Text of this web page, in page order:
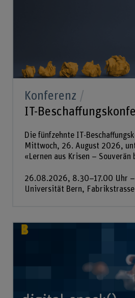
Konferenz
IT-
Die fünfzehnte IT-
Mittwoch, 26. August 2026,
«Lernen aus Krisen – Souverän
26.08.2026, 8.30–17.00 Uhr –
Universität Bern,